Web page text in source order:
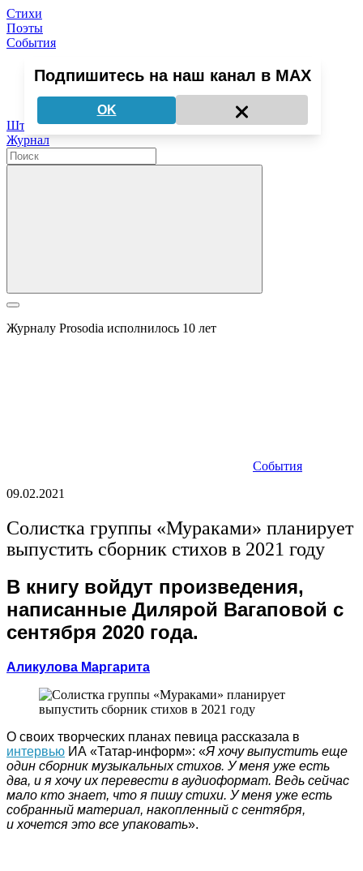
Подпишитесь на наш канал в MAX
OK
Стихи
Поэты
События
Медиа о поэзии
Штудии
Журнал
Журналу Prosodia исполнилось 10 лет
События
09.02.2021
Солистка группы «Мураками» планирует
выпустить сборник стихов в 2021 году
В книгу войдут произведения,
написанные Дилярой Вагаповой с
сентября 2020 года.
Аликулова Маргарита
О своих творческих планах певица рассказала в
интервью ИА «Татар-информ»: «Я хочу выпустить еще
один сборник музыкальных стихов. У меня уже есть
два, и я хочу их перевести в аудиоформат. Ведь сейчас
мало кто знает, что я пишу стихи. У меня уже есть
собранный материал, накопленный с сентября,
и хочется это все упаковать».